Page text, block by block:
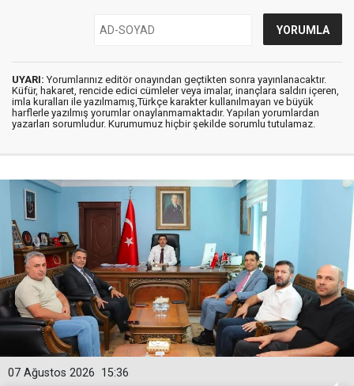
UYARI: Yorumlarınız editör onayından geçtikten sonra yayınlanacaktır.
Küfür, hakaret, rencide edici cümleler veya imalar, inançlara saldırı içeren,
imla kuralları ile yazılmamış,Türkçe karakter kullanılmayan ve büyük
harflerle yazılmış yorumlar onaylanmamaktadır. Yapılan yorumlardan
yazarları sorumludur. Kurumumuz hiçbir şekilde sorumlu tutulamaz.
15:36
07 Ağustos 2026